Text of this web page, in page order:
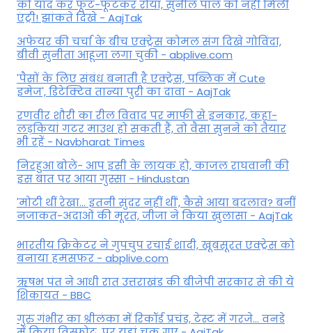
को याद कर फूट-फूटकर रोया, सुनील पाल को नही मिली
एंट्री! झांकते दिखे - AajTak
अफेयर की चर्चा के बीच एक्ट्रेस कोमल संग दिखे गोविंदा,
बीवी सुनीता आहूजा लगा चुकी - abplive.com
'पैसों के लिए संबंध बनाती है एक्ट्रेस, पब्लिक में Cute
इमेज', डिटेक्टिव तान्या पुरी का दावा - AajTak
रणवीर शौरी का रील विवाद पर माफी से इनकार, कहा-
लड़कियां गटर माउथ हो सकती हैं, तो वैसा सुनने को तैयार
भी रहें - Navbharat Times
निरहुआ बोले- आप इसी के लायक हो, काजल राघवानी की
इस बात पर आया गुस्सा - Hindustan
'मोटी थीं रेखा... इतनी सुंदर नहीं थीं', कैसे आया बदलाव? बनीं
नजाकत-अदाओं की मूरत, जीजा ने किया खुलासा - AajTak
भारतीय क्रिकेटर ने गुपचुप रचाई शादी, खूबसूरत एक्ट्रेस को
बनाया हमसफर - abplive.com
ऋषभ पंत ने आधी रात उत्तराखंड की बीजेपी सरकार से की ये
शिकायत - BBC
गुरु गंभीर का श्रीलंका में र‍िकॉर्ड प्रचंड, टेस्ट में गरजे... वनडे